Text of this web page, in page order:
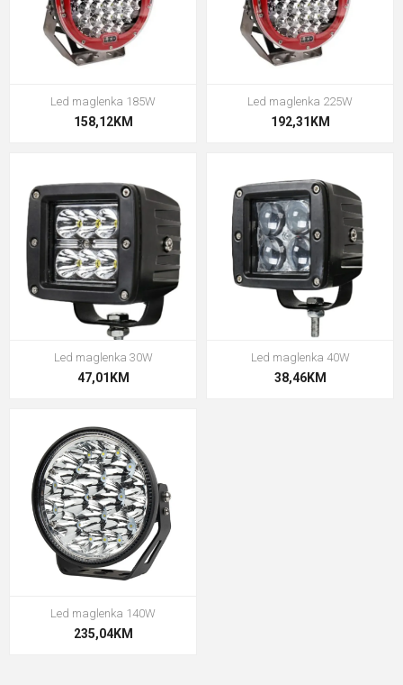
Led maglenka 185W
158,12KM
Led maglenka 225W
192,31KM
Led maglenka 30W
47,01KM
Led maglenka 40W
38,46KM
Led maglenka 140W
235,04KM